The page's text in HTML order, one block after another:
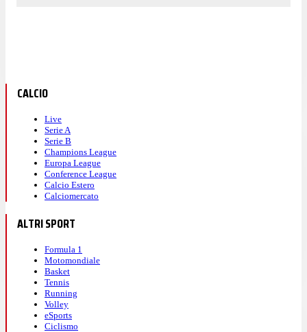
CALCIO
Live
Serie A
Serie B
Champions League
Europa League
Conference League
Calcio Estero
Calciomercato
ALTRI SPORT
Formula 1
Motomondiale
Basket
Tennis
Running
Volley
eSports
Ciclismo